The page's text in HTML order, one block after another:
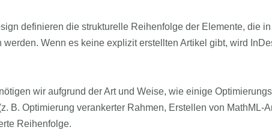
definieren die strukturelle Reihenfolge der Elemente, die
werden. Wenn es keine explizit erstellten Artikel gibt, wird
wir aufgrund der Art und Weise, wie einige
B. Optimierung verankerter Rahmen, Erstellen von MathML-
Reihenfolge.